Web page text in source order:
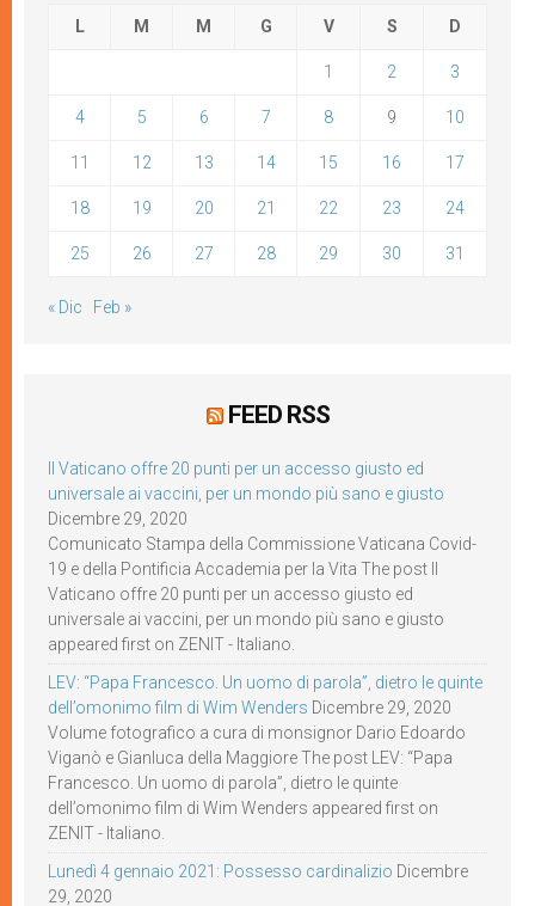
L M M G V S D
1 2 3
4 5 6 7 8 9 10
11 12 13 14 15 16 17
18 19 20 21 22 23 24
25 26 27 28 29 30 31
« Dic Feb »
FEED RSS
Il Vaticano offre 20 punti per un accesso giusto ed
universale ai vaccini, per un mondo più sano e giusto
Dicembre 29, 2020
Comunicato Stampa della Commissione Vaticana Covid-
19 e della Pontificia Accademia per la Vita The post Il
Vaticano offre 20 punti per un accesso giusto ed
universale ai vaccini, per un mondo più sano e giusto
appeared first on ZENIT - Italiano.
LEV: “Papa Francesco. Un uomo di parola”, dietro le quinte
dell’omonimo film di Wim Wenders Dicembre 29, 2020
Volume fotografico a cura di monsignor Dario Edoardo
Viganò e Gianluca della Maggiore The post LEV: “Papa
Francesco. Un uomo di parola”, dietro le quinte
dell’omonimo film di Wim Wenders appeared first on
ZENIT - Italiano.
Lunedì 4 gennaio 2021: Possesso cardinalizio Dicembre
29, 2020